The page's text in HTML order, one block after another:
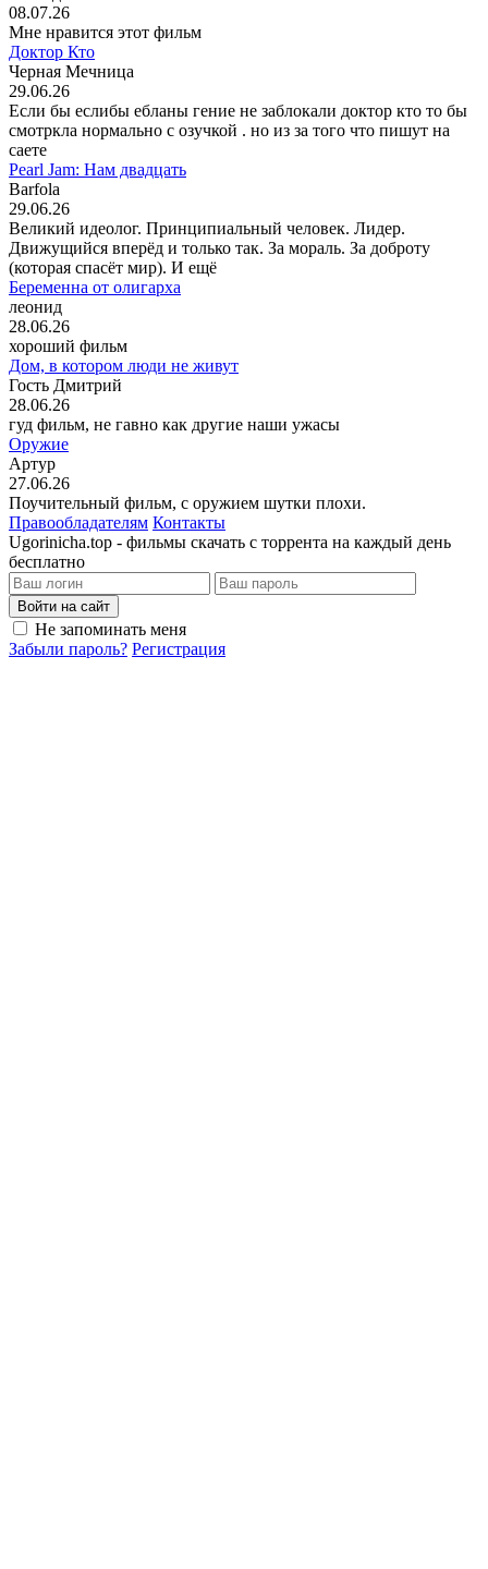
08.07.26
Мне нравится этот фильм
Доктор Кто
Черная Мечница
29.06.26
Если бы еслибы ебланы гение не заблокали доктор кто то бы
смотркла нормально с озучкой . но из за того что пишут на
саете
Pearl Jam: Нам двадцать
Barfola
29.06.26
Великий идеолог. Принципиальный человек. Лидер.
Движущийся вперёд и только так. За мораль. За доброту
(которая спасёт мир). И ещё
Беременна от олигарха
леонид
28.06.26
хороший фильм
Дом, в котором люди не живут
Гость Дмитрий
28.06.26
гуд фильм, не гавно как другие наши ужасы
Оружие
Артур
27.06.26
Поучительный фильм, с оружием шутки плохи.
Правообладателям Контакты
Ugorinicha.top - фильмы скачать с торрента на каждый день
бесплатно
Войти на сайт
Не запоминать меня
Забыли пароль? Регистрация